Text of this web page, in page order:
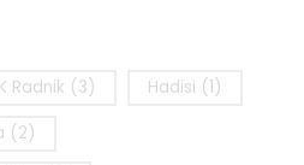
Radnik (3) Hadisi (1)
(2)